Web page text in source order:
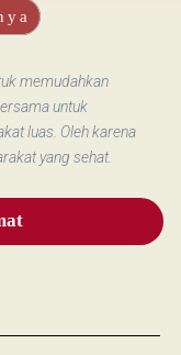
memudahkan
untuk
luas. Oleh karena
yang sehat.